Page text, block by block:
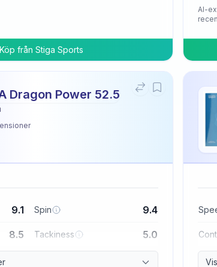
Köp från Stiga Sports
AI-
Dragon Power 52.5
9.1 Spin 9.4
8.5 Tackiness 5.0